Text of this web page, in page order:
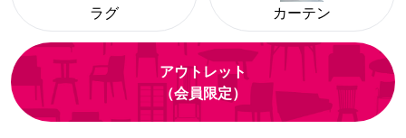
ラグ カーテン
アウトレット
（会員限定）